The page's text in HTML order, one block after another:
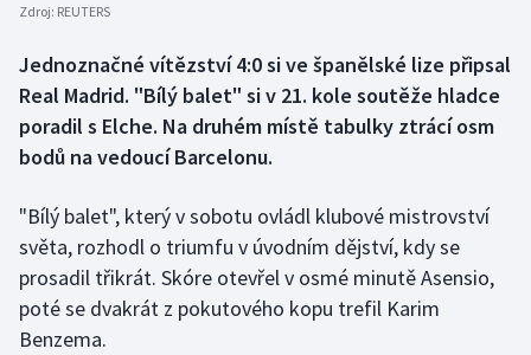
Box
Curling
Dostihy
Florbal
Zdroj: REUTERS
Jednoznačné vítězství 4:0 si ve španělské lize připsal
Real Madrid. "Bílý balet" si v 21. kole soutěže hladce
poradil s Elche. Na druhém místě tabulky ztrácí osm
bodů na vedoucí Barcelonu.
"Bílý balet", který v sobotu ovládl klubové mistrovství
světa, rozhodl o triumfu v úvodním dějství, kdy se
prosadil třikrát. Skóre otevřel v osmé minutě Asensio,
poté se dvakrát z pokutového kopu trefil Karim
Benzema.